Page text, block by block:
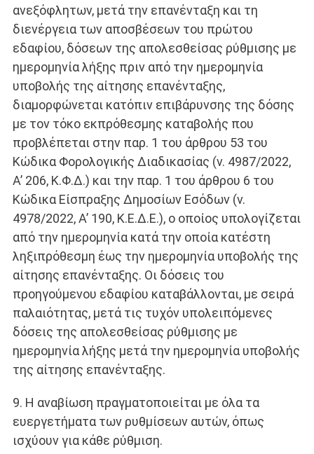
ανεξόφλητων, μετά την επανένταξη και τη
διενέργεια των αποσβέσεων του πρώτου
εδαφίου, δόσεων της απολεσθείσας ρύθμισης με
ημερομηνία λήξης πριν από την ημερομηνία
υποβολής της αίτησης επανένταξης,
διαμορφώνεται κατόπιν επιβάρυνσης της δόσης
με τον τόκο εκπρόθεσμης καταβολής που
προβλέπεται στην παρ. 1 του άρθρου 53 του
Κώδικα Φορολογικής Διαδικασίας (ν. 4987/2022,
Α’ 206, Κ.Φ.Δ.) και την παρ. 1 του άρθρου 6 του
Κώδικα Είσπραξης Δημοσίων Εσόδων (ν.
4978/2022, Α’ 190, Κ.Ε.Δ.Ε.), ο οποίος υπολογίζεται
από την ημερομηνία κατά την οποία κατέστη
ληξιπρόθεσμη έως την ημερομηνία υποβολής της
αίτησης επανένταξης. Οι δόσεις του
προηγούμενου εδαφίου καταβάλλονται, με σειρά
παλαιότητας, μετά τις τυχόν υπολειπόμενες
δόσεις της απολεσθείσας ρύθμισης με
ημερομηνία λήξης μετά την ημερομηνία υποβολής
της αίτησης επανένταξης.
9. Η αναβίωση πραγματοποιείται με όλα τα
ευεργετήματα των ρυθμίσεων αυτών, όπως
ισχύουν για κάθε ρύθμιση.